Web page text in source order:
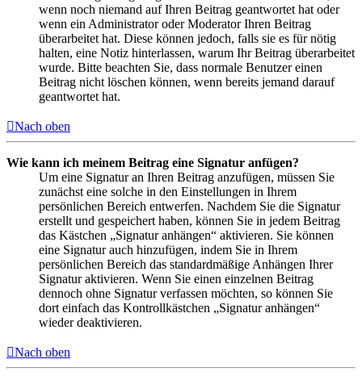
wenn noch niemand auf Ihren Beitrag geantwortet hat oder
wenn ein Administrator oder Moderator Ihren Beitrag
überarbeitet hat. Diese können jedoch, falls sie es für nötig
halten, eine Notiz hinterlassen, warum Ihr Beitrag überarbeitet
wurde. Bitte beachten Sie, dass normale Benutzer einen
Beitrag nicht löschen können, wenn bereits jemand darauf
geantwortet hat.
Nach oben
Wie kann ich meinem Beitrag eine Signatur anfügen?
Um eine Signatur an Ihren Beitrag anzufügen, müssen Sie
zunächst eine solche in den Einstellungen in Ihrem
persönlichen Bereich entwerfen. Nachdem Sie die Signatur
erstellt und gespeichert haben, können Sie in jedem Beitrag
das Kästchen „Signatur anhängen“ aktivieren. Sie können
eine Signatur auch hinzufügen, indem Sie in Ihrem
persönlichen Bereich das standardmäßige Anhängen Ihrer
Signatur aktivieren. Wenn Sie einen einzelnen Beitrag
dennoch ohne Signatur verfassen möchten, so können Sie
dort einfach das Kontrollkästchen „Signatur anhängen“
wieder deaktivieren.
Nach oben